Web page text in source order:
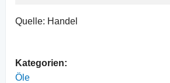
Quelle: Handel
Kategorien:
Öle